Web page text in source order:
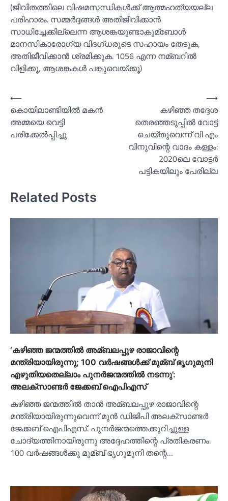
(ജീവിതത്തിലെ വിഷമസന്ധികള്‍ക്ക് ആത്മഹത്യയല്ല
പരിഹാരം. സമ്മര്‍ദ്ദങ്ങള്‍ അതിജീവിക്കാന്‍
സാധിച്ചേക്കില്ലെന്ന ആശങ്കയുണ്ടാകുമ്ബോള്‍
മാനസികാരോഗ്യ വിദഗ്ധരുടെ സഹായം തേടുക,
അതിജീവിക്കാന്‍ ശ്രമിക്കുക. 1056 എന്ന നമ്ബറില്‍
വിളിക്കൂ, ആശങ്കകള്‍ പങ്കുവെയ്ക്കൂ)
Post
navigation
⟵
കൊയിലാണ്ടിയില്‍ മകൻ
അമ്മയെ വെട്ടി
പരിക്കേല്‍പ്പിച്ചു
ക‍ഴിഞ്ഞ തദ്ദേശ
തെരഞ്ഞടുപ്പില്‍ വോട്ട്
ചെയ്തുവെന്ന് വി എം
വിനുവിന്റെ വാദം കള്ളം:
2020ലെ വോട്ടര്‍
പട്ടികയിലും പേരില്ല
⟶
Related Posts
‘കഴിഞ്ഞ ജന്മത്തില്‍ അമ്ബലപ്പുഴ രാജാവിന്റെ
മന്ത്രിയായിരുന്നു; 100 വര്‍ഷങ്ങള്‍ക്ക് മുമ്ബ് ഭൃഗുമുനി
എഴുതിയതെല്ലാം പുനര്‍ജന്മത്തില്‍ നടന്നു’:
അലക്‌സാണ്ടര്‍ ജേക്കബ് ഐപിഎസ്
കഴിഞ്ഞ ജന്മത്തില്‍ താന്‍ അമ്ബലപ്പുഴ രാജാവിന്റെ
മന്ത്രിയായിരുന്നുവെന്ന് മുന്‍ ഡിജിപി അലക്‌സാണ്ടര്‍
ജേക്കബ് ഐപിഎസ്. പുനര്‍ജന്മത്തെക്കുറിച്ചുള്ള
ചോദ്യത്തിനായിരുന്നു അദ്ദേഹത്തിന്റെ പ്രതികരണം.
100 വര്‍ഷങ്ങള്‍ക്കു മുമ്ബ് ഭൃഗുമുനി തന്റെ…